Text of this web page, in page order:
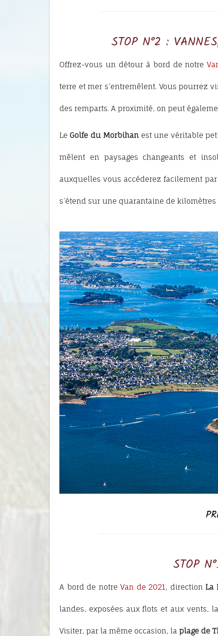
STOP N°2 :
Offrez-vous un détour à bord de notre
terre et mer s’entremêlent. Vous
des remparts. A proximité, on peut
LeGolfe du Morbihan est une véritable
mêlent en paysages changeants et
auxquelles vous accéderez facilement
s’étend sur une quarantaine de kilomètres
STOP
A bord de notreVan de 2021, direction La
landes, exposées aux flots et aux
Visiter, par la même occasion, la plage de